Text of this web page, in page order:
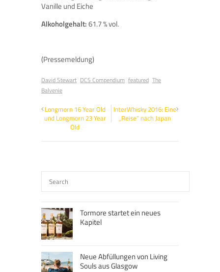
Vanille und Eiche
Alkoholgehalt:61.7 % vol.
(Pressemeldung)
David Stewart DCS Compendium featured The
Balvenie
Longmorn 16 Year Old
und Longmorn 23 Year
Old
InterWhisky 2016: Eine
„Reise“ nach Japan
Tormore startet ein neues
Kapitel
Neue Abfüllungen von Living
Souls aus Glasgow